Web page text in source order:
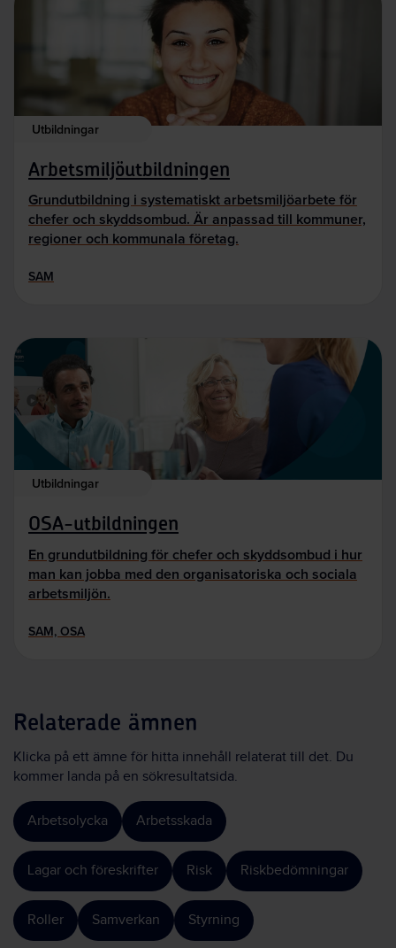
Utbildningar
Arbetsmiljöutbildningen
Grundutbildning i systematiskt arbetsmiljöarbete för
chefer och skyddsombud. Är anpassad till kommuner,
regioner och kommunala företag.
SAM
Utbildningar
OSA-utbildningen
En grundutbildning för chefer och skyddsombud i hur
man kan jobba med den organisatoriska och sociala
arbetsmiljön.
SAM, OSA
Relaterade ämnen
Klicka på ett ämne för hitta innehåll relaterat till det. Du
kommer landa på en sökresultatsida.
Arbetsolycka Arbetsskada
Lagar och föreskrifter Risk Riskbedömningar
Roller Samverkan Styrning